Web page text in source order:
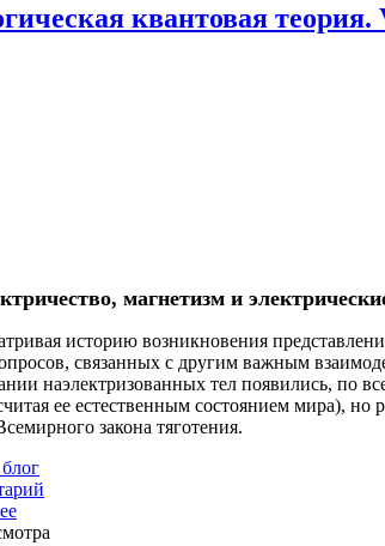
квантовая
магнетизм и
историю возникновения
связанных с другим важным
наэлектризованных тел появились, по
ее естественным состоянием мира), но
закона тяготения.